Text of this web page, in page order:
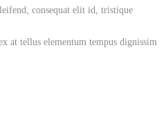
consequat elit id, tristique
at tellus elementum tempus dignissim